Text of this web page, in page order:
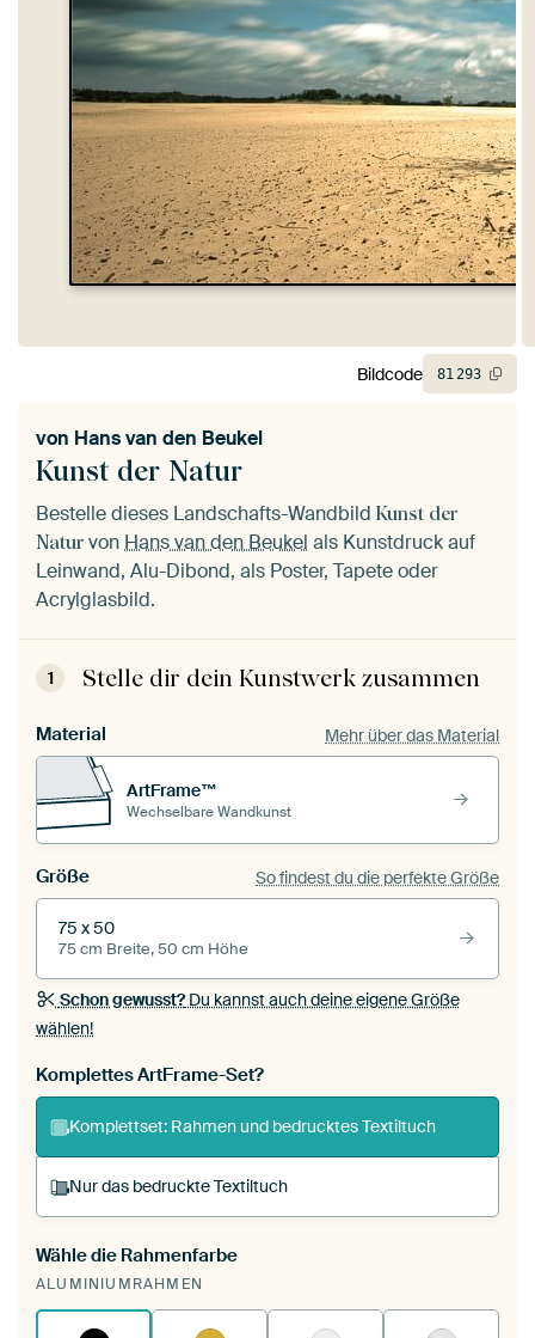
Kunst der Natur
von Hans van den Beukel
Bestelle dieses Landschafts-Wandbild Kunst der
Natur vonHans van den Beukel als Kunstdruck auf
Leinwand, Alu-Dibond, als Poster, Tapete oder
Acrylglasbild.
1 Stelle dir dein Kunstwerk zusammen
Material Mehr über das Material
ArtFrame™
Wechselbare Wandkunst
Größe So findest du die perfekte Größe
75 x 50
75 cm Breite, 50 cm Höhe
Schon gewusst?Du kannst auch deine eigene Größe
wählen!
Komplettes ArtFrame-Set?
Komplettset: Rahmen und bedrucktes Textiltuch
Nur das bedruckte Textiltuch
Du spannst einen wechselbaren Textiltuch in
deinen vorhandenen ArtFrame™.
funktioniert es.
Wähle die Rahmenfarbe
ALUMINIUMRAHMEN
Bildcode 81293